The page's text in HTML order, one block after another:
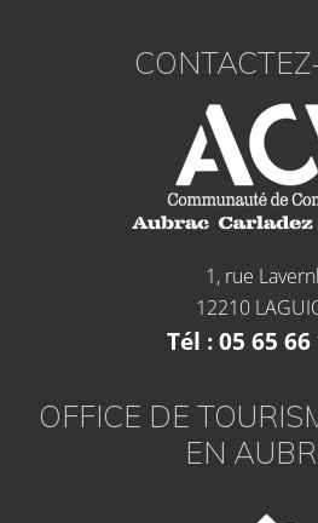
1, rue
12210
Tél : 05 65 66
OFFICE DE
EN